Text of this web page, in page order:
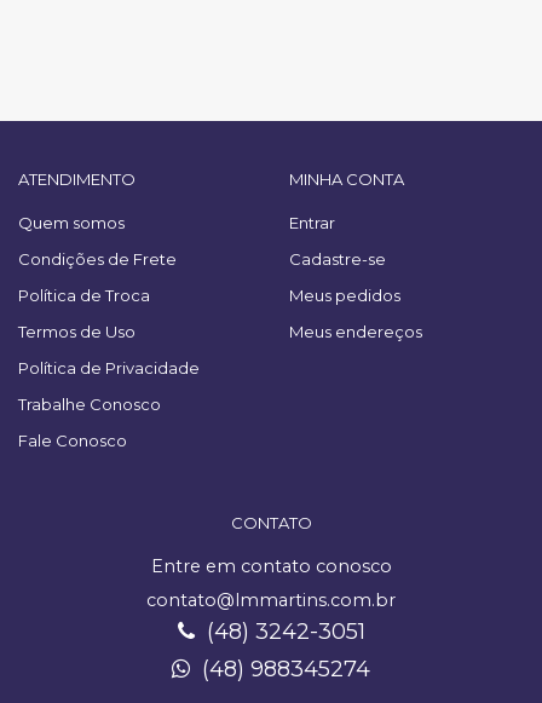
ATENDIMENTO
Quem somos
Condições de Frete
Política de Troca
Termos de Uso
Política de Privacidade
Trabalhe Conosco
Fale Conosco
MINHA CONTA
Entrar
Cadastre-se
Meus pedidos
Meus endereços
CONTATO
Entre em contato conosco
contato@lmmartins.com.br
(48) 3242-3051
(48) 988345274